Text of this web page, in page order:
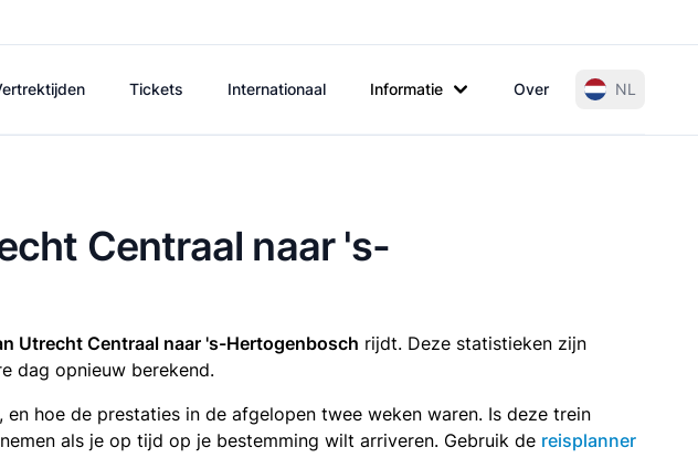
Tickets Internationaal Informatie Over NL
Centraal naar 's-
Utrecht Centraal naar 's-Hertogenbosch rijdt. Deze statistieken zijn
dag opnieuw berekend.
hoe de prestaties in de afgelopen twee weken waren. Is deze trein
als je op tijd op je bestemming wilt arriveren. Gebruik de reisplanner